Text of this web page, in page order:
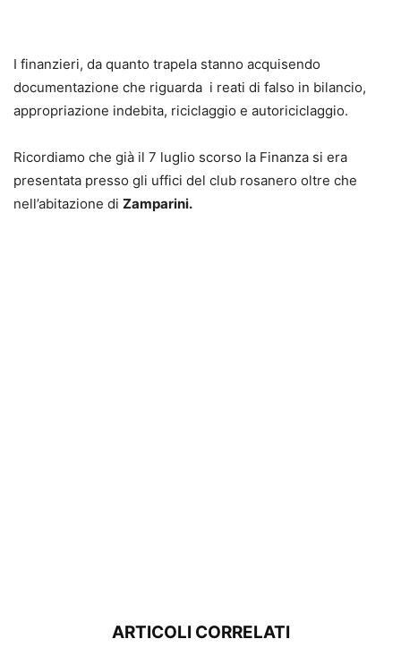
I finanzieri, da quanto trapela stanno acquisendo
documentazione che riguarda i reati di falso in bilancio,
appropriazione indebita, riciclaggio e autoriciclaggio.
Ricordiamo che già il 7 luglio scorso la Finanza si era
presentata presso gli uffici del club rosanero oltre che
nell’abitazione di Zamparini.
ARTICOLI CORRELATI